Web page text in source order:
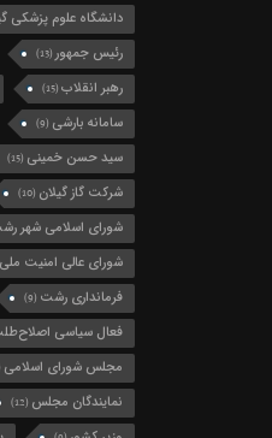
دانشگاه علوم پزشکی
رئیس جمهور(13)
رهبر انقلاب(15)
سامانه بارشی (9)
سید حسن خمینی (15)
شرکت گاز گیلان (10)
شورای اسلامی شهر
شورای عالی امنیت ملی
فرمانداری رشت (9)
فعال سیاسی
مجلس شورای اسلامی
نمایندگان مجلس (12)